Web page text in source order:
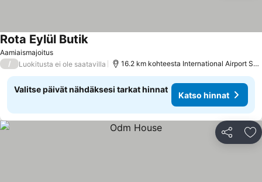
Aamiaismajoitus
Rota Eylül Butik
/ Luokitusta ei ole saatavilla 16.2 km kohteesta International Airport Sabiha Gokcen
Valitse päivät nähdäksesi tarkat hinnat
Katso hinnat
Jaa